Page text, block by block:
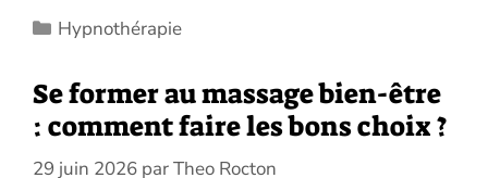
Catégories
Hypnothérapie
Se former au massage bien-être
: comment faire les bons choix ?
29 juin 2026 parTheo Rocton